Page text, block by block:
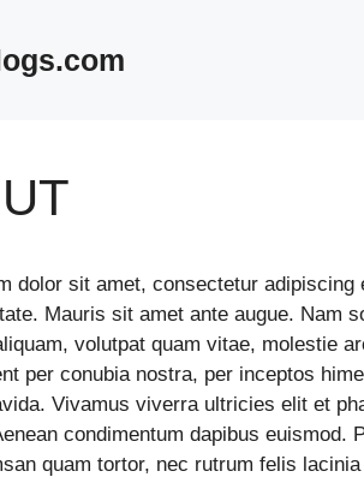
dolor sit amet, consectetur
Mauris sit amet ante augue. Nam
volutpat quam vitae, molestie
per conubia nostra, per inceptos
Vivamus viverra ultricies elit et
condimentum dapibus
quam tortor, nec rutrum felis lacinia